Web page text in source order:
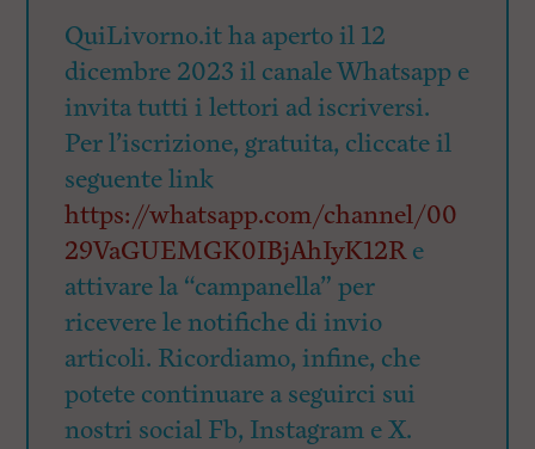
QuiLivorno.it ha aperto il 12
dicembre 2023 il canale Whatsapp e
invita tutti i lettori ad iscriversi.
Per l’iscrizione, gratuita, cliccate il
seguente link
https://whatsapp.com/channel/00
29VaGUEMGK0IBjAhIyK12Re
attivare la “campanella” per
ricevere le notifiche di invio
articoli. Ricordiamo, infine, che
potete continuare a seguirci sui
nostri social Fb, Instagram e X.